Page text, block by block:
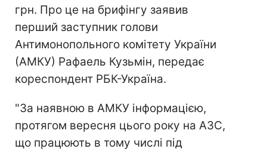
грн. Про це на брифінгу заявив
перший заступник голови
Антимонопольного комітету України
(АМКУ) Рафаель Кузьмін, передає
кореспондент РБК-Україна.
"За наявною в АМКУ інформацією,
протягом вересня цього року на АЗС,
що працюють в тому числі під